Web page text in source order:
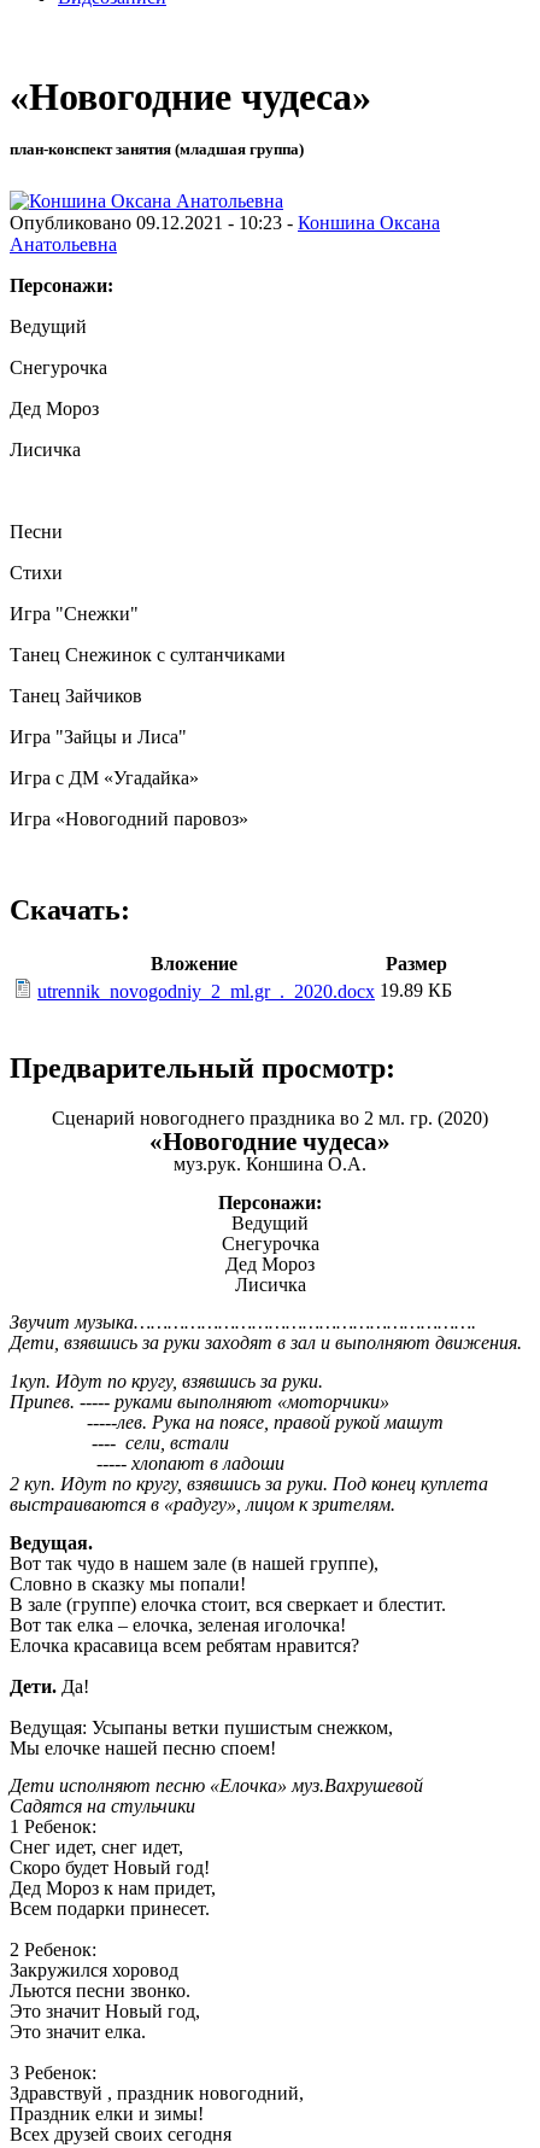
«Новогодние чудеса»
план-конспект занятия (младшая группа)
Опубликовано 09.12.2021 - 10:23 - Коншина Оксана
Анатольевна
Персонажи:
Ведущий
Снегурочка
Дед Мороз
Лисичка
Песни
Стихи
Игра "Снежки"
Танец Снежинок с султанчиками
Танец Зайчиков
Игра "Зайцы и Лиса"
Игра с ДМ «Угадайка»
Игра «Новогодний паровоз»
Скачать:
Вложение
Размер
utrennik_novogodniy_2_ml.gr_._2020.docx 19.89 КБ
Предварительный просмотр:
Сценарий новогоднего праздника во 2 мл. гр. (2020)
«Новогодние чудеса»
муз.рук. Коншина О.А.
Персонажи:
Ведущий
Снегурочка
Дед Мороз
Лисичка
Звучит музыка…………………………………………………….
Дети, взявшись за руки заходят в зал и выполняют движения.
1куп. Идут по кругу, взявшись за руки.
Припев. ----- руками выполняют «моторчики»
-----лев. Рука на поясе, правой рукой машут
---- сели, встали
----- хлопают в ладоши
2 куп. Идут по кругу, взявшись за руки. Под конец куплета
выстраиваются в «радугу», лицом к зрителям.
Ведущая.
Вот так чудо в нашем зале (в нашей группе),
Словно в сказку мы попали!
В зале (группе) елочка стоит, вся сверкает и блестит.
Вот так елка – елочка, зеленая иголочка!
Елочка красавица всем ребятам нравится?
Дети. Да!
Ведущая: Усыпаны ветки пушистым снежком,
Мы елочке нашей песню споем!
Дети исполняют песню «Елочка» муз.Вахрушевой
Садятся на стульчики
1 Ребенок:
Снег идет, снег идет,
Скоро будет Новый год!
Дед Мороз к нам придет,
Всем подарки принесет.
2 Ребенок:
Закружился хоровод
Льются песни звонко.
Это значит Новый год,
Это значит елка.
3 Ребенок:
Здравствуй , праздник новогодний,
Праздник елки и зимы!
Всех друзей своих сегодня